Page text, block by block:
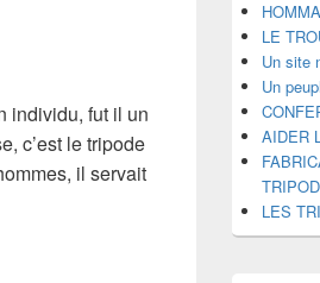
individu, fut il un
c’est le tripode
il servait
LE
Un site
Un
AIDER
LES